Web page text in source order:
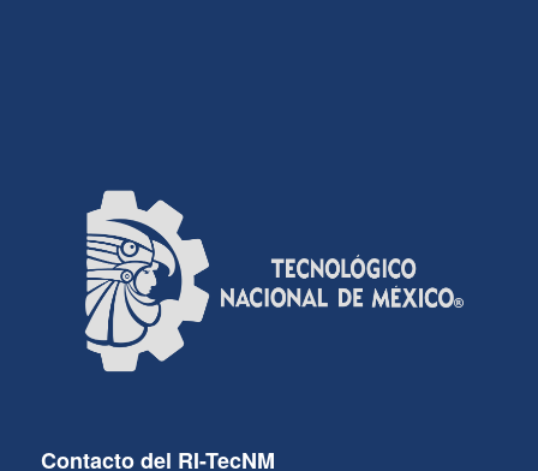
Contacto del RI-TecNM